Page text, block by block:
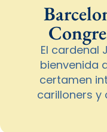
El cardenal
bienvenida
certamen
carilloners y